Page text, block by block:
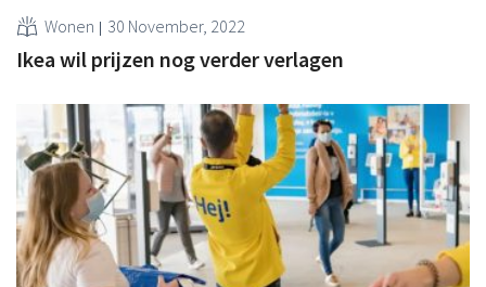
Wonen 30 November, 2022
Ikea wil prijzen nog verder verlagen